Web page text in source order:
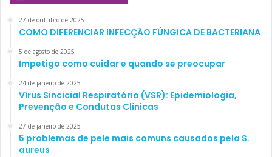
Referências consultadas
Grossman Z, Hadjipanayis A, Stiris T, Del Torso S,
Mercier JC, Valiulis A, Shamir R. Vitamin D in European
children-statement from the European Academy of
Paediatrics (EAP). Eur J Pediatr. 2017 Apr 12. doi:
10.1007/s00431-017-2903-2. [Epub ahead of print]
27 de outubro de 2025
COMO DIFERENCIAR INFECÇÃO FÚNGICA DE BACTERIANA
5 de agosto de 2025
Impetigo como cuidar e quando se preocupar
24 de janeiro de 2025
Vírus Sincicial Respiratório (VSR): Epidemiologia,
Prevenção e Condutas Clínicas
27 de janeiro de 2025
5 problemas de pele mais comuns causados pela S.
aureus